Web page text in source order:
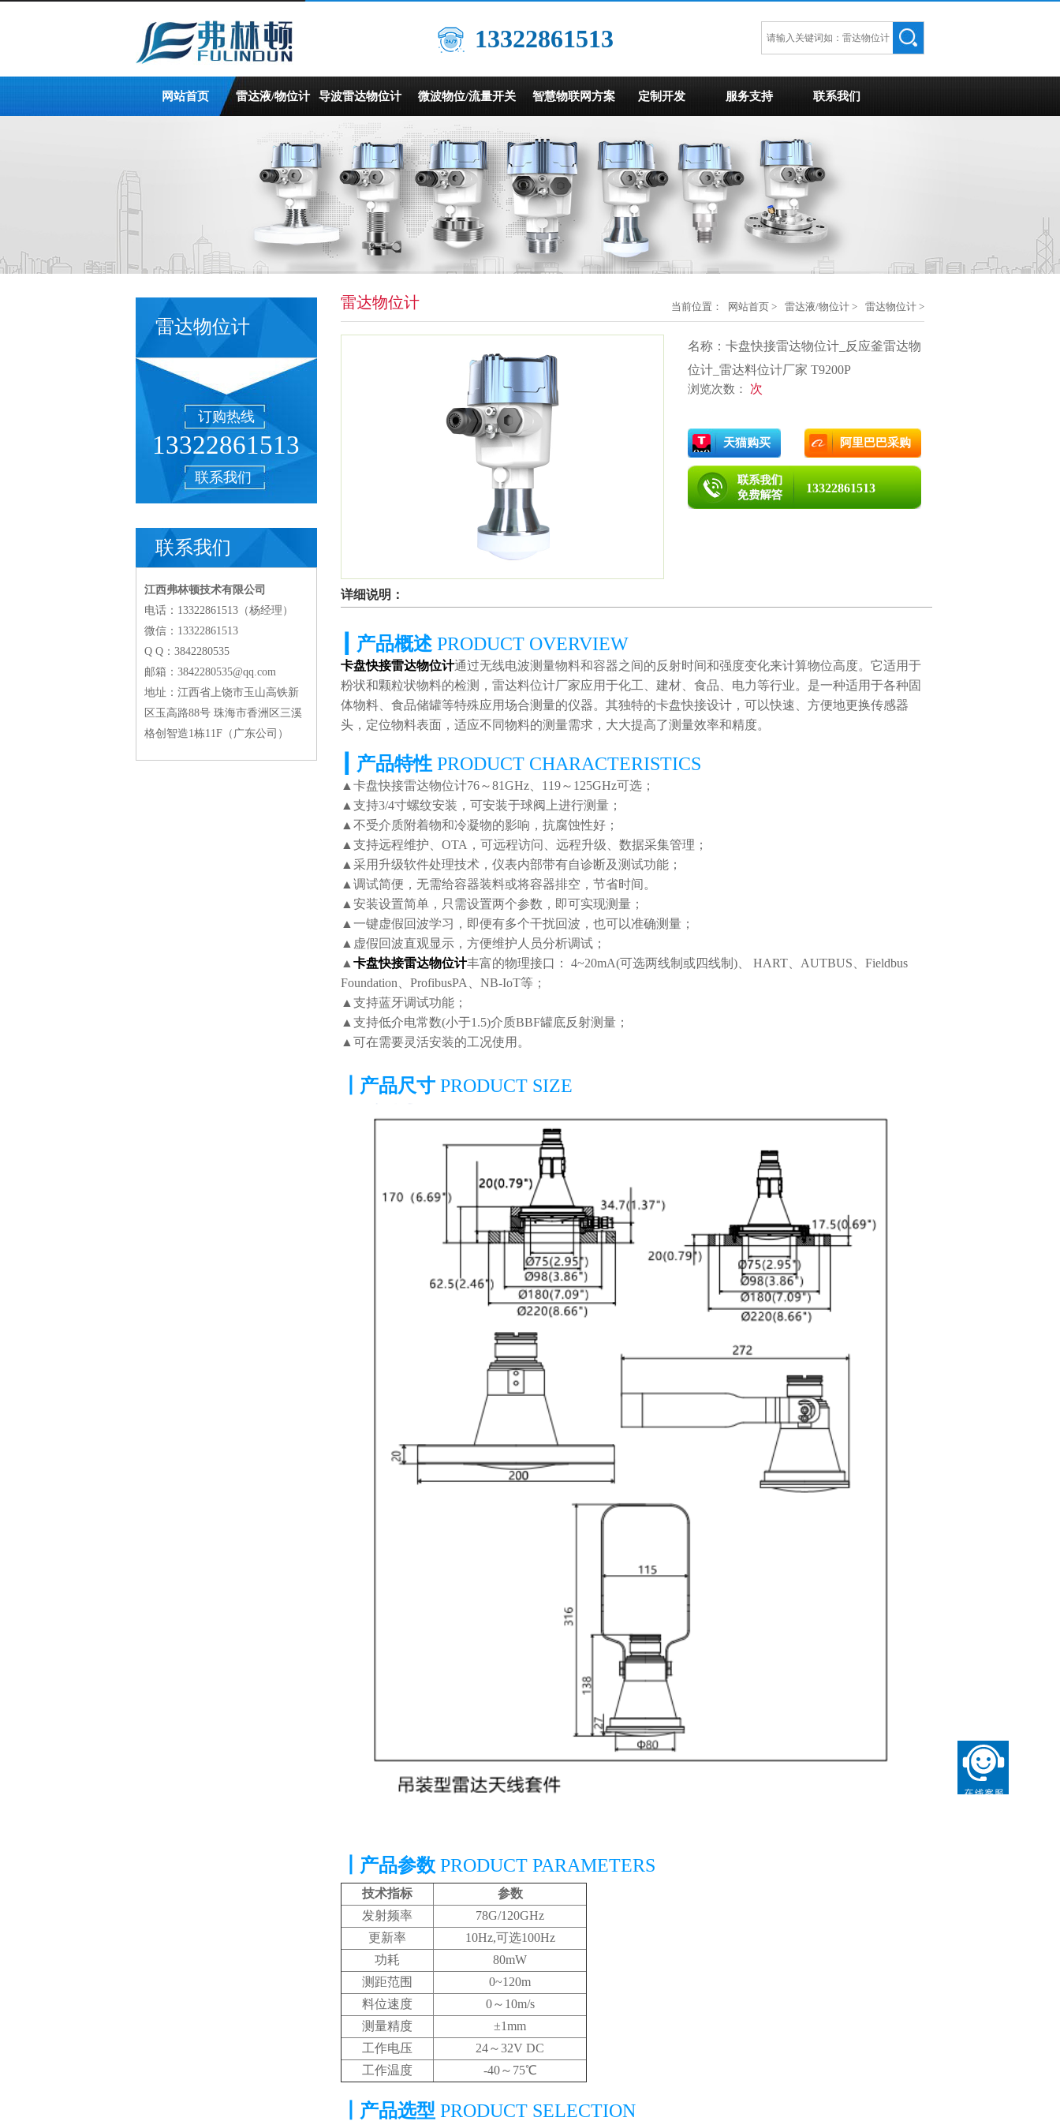
13322861513
网站首页 雷达液/物位计 导波雷达物位计 微波物位/流量开关 智慧物联网方案 定制开发 服务支持 联系我们
雷达物位计
订购热线
13322861513
联系我们
联系我们
江西弗林顿技术有限公司
电话：13322861513（杨经理）
微信：13322861513
Q Q：3842280535
邮箱：3842280535@qq.com
地址：江西省上饶市玉山高铁新
区玉高路88号 珠海市香洲区三溪
格创智造1栋11F（广东公司）
当前位置： 网站首页 > 雷达液/物位计 > 雷达物位计 >
雷达物位计
名称：卡盘快接雷达物位计_反应釜雷达物
位计_雷达料位计厂家 T9200P
浏览次数： 次
天猫购买 阿里巴巴采购
13322861513
详细说明：
产品概述 PRODUCT OVERVIEW
卡盘快接雷达物位计通过无线电波测量物料和容器之间的反射时间和强度变化来计算物位高度。它适用于
粉状和颗粒状物料的检测，雷达料位计厂家应用于化工、建材、食品、电力等行业。是一种适用于各种固
体物料、食品储罐等特殊应用场合测量的仪器。其独特的卡盘快接设计，可以快速、方便地更换传感器
头，定位物料表面，适应不同物料的测量需求，大大提高了测量效率和精度。
产品特性 PRODUCT CHARACTERISTICS
▲卡盘快接雷达物位计76～81GHz、119～125GHz可选；
▲支持3/4寸螺纹安装，可安装于球阀上进行测量；
▲不受介质附着物和冷凝物的影响，抗腐蚀性好；
▲支持远程维护、OTA，可远程访问、远程升级、数据采集管理；
▲采用升级软件处理技术，仪表内部带有自诊断及测试功能；
▲调试简便，无需给容器装料或将容器排空，节省时间。
▲安装设置简单，只需设置两个参数，即可实现测量；
▲一键虚假回波学习，即便有多个干扰回波，也可以准确测量；
▲虚假回波直观显示，方便维护人员分析调试；
▲ 卡盘快接雷达物位计丰富的物理接口： 4~20mA(可选两线制或四线制)、 HART、AUTBUS、Fieldbus
Foundation、ProfibusPA、NB-IoT等；
▲支持蓝牙调试功能；
▲支持低介电常数(小于1.5)介质BBF罐底反射测量；
▲可在需要灵活安装的工况使用。
┃产品尺寸 PRODUCT SIZE
┃产品参数 PRODUCT PARAMETERS
技术指标
参数
发射频率
78G/120GHz
更新率
10Hz,可选100Hz
功耗
80mW
测距范围
0~120m
料位速度
0～10m/s
测量精度
±1mm
工作电压
24～32V DC
工作温度
-40～75℃
┃产品选型 PRODUCT SELECTION